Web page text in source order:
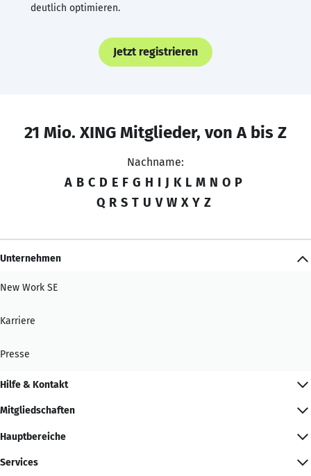
deutlich optimieren.
Jetzt registrieren
21 Mio. XING Mitglieder, von A bis Z
Nachname:
A B C D E F G H I J K L M N O P
Q R S T U V W X Y Z
Unternehmen
New Work SE
Karriere
Presse
Hilfe & Kontakt
Mitgliedschaften
Hauptbereiche
Services